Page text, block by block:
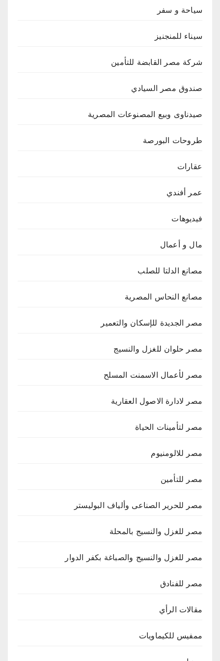
سياحة و سفر
سيناء للمنجنيز
شركة مصر القابضة للتأمين
صندوق مصر السيادي
صيدناوى وبيع المصنوعات المصرية
طروحات البورصة
عقارات
عمر أفندي
فيديوهات
مال و أعمال
مصانع الدلتا للصلب
مصانع النحاس المصرية
مصر الجديدة للإسكان والتعمير
مصر حلوان للغزل والنسيج
مصر لأعمال الاسمنت المسلح
مصر لادارة الاصول العقارية
مصر لتأمينات الحياة
مصر للالومنيوم
مصر للتأمين
مصر للحرير الصناعى وألياف البوليستر
مصر للغزل والنسيج بالمحلة
مصر للغزل والنسيج والصباغة بكفر الدوار
مصر للفنادق
مقالات الرأي
ممفيس للكيماويات